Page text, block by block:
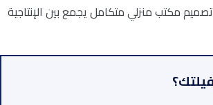
مكتب منزلي متكامل يجمع بين الإنتاجية